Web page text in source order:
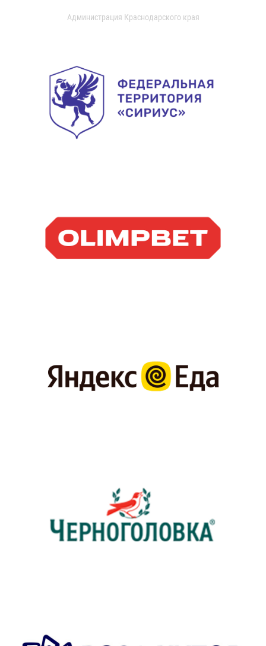
Администрация Краснодарского края